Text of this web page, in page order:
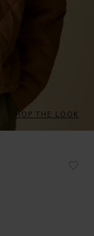
SHOP THE LOOK